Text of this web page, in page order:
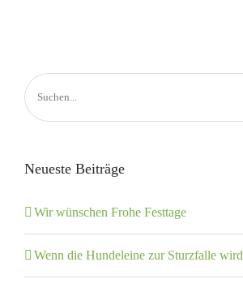
Suche
nach:
Neueste Beiträge
Wir wünschen Frohe Festtage
Wenn die Hundeleine zur Sturzfalle wird